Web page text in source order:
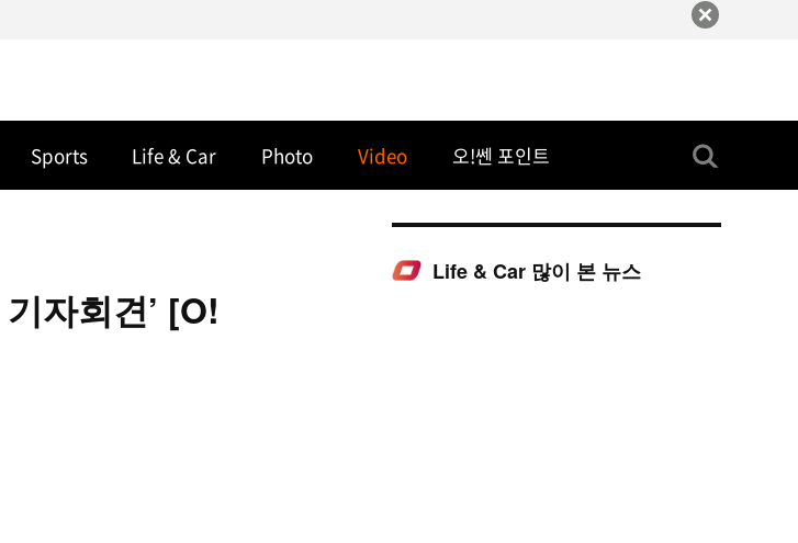
Sports Life & Car Photo Video 오!쎈 포인트
자회견’ [O!
Life & Car 많이 본 뉴스